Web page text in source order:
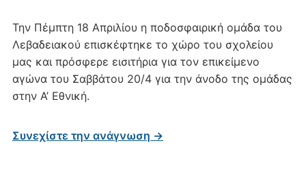
Την Πέμπτη 18 Απριλίου η ποδοσφαιρική ομάδα του
Λεβαδειακού επισκέφτηκε το χώρο του σχολείου
μας και πρόσφερε εισιτήρια για τον επικείμενο
αγώνα του Σαββάτου 20/4 για την άνοδο της ομάδας
στην Α’ Εθνική.
Συνεχίστε την ανάγνωση →